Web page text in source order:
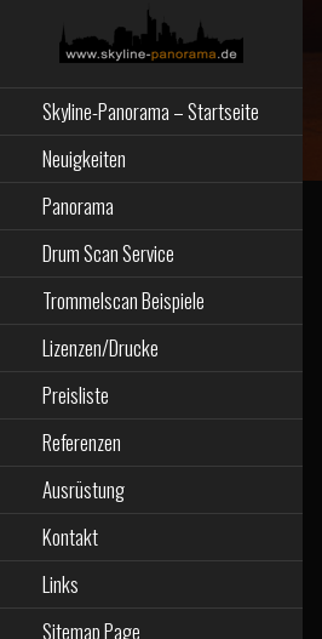
SKYLINE-
PANORAMA.DE
Skyline-Panorama – Startseite
Neuigkeiten
Panorama
Drum Scan Service
Trommelscan Beispiele
Lizenzen/Drucke
Preisliste
Referenzen
Ausrüstung
Kontakt
Links
Sitemap Page